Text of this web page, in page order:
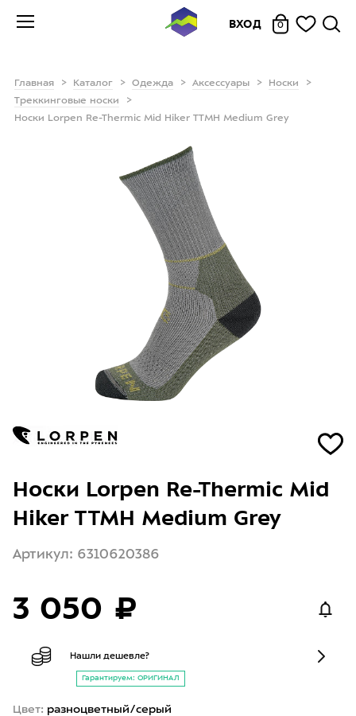
ВХОД 0
Главная Каталог Одежда Аксессуары
Носки
Треккинговые носки
Носки Lorpen Re-Thermic Mid Hiker TTMH Medium Grey
Носки Lorpen Re-Thermic Mid
Hiker TTMH Medium Grey
Артикул: 6310620386
3 050 ₽
Нашли дешевле?
Гарантируем: ОРИГИНАЛ
Цвет: разноцветный/серый